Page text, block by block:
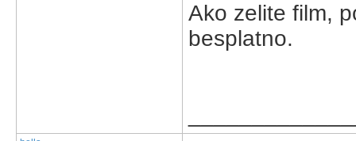
Ako zelite film,
besplatno.